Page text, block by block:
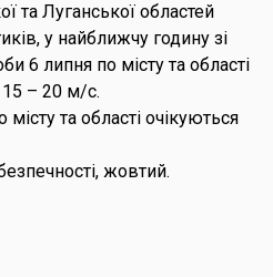
та Луганської областей
у найближчу годину зі
6 липня по місту та області
15 – 20 м/с.
та області очікуються
жовтий.